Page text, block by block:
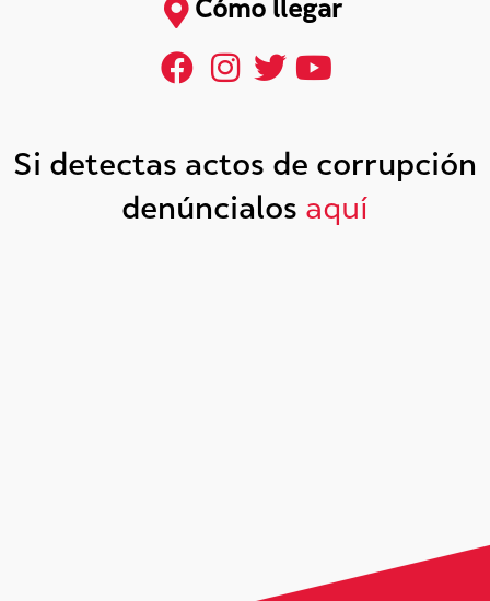
Cómo llegar
Si detectas actos de corrupción
denúncialos aquí